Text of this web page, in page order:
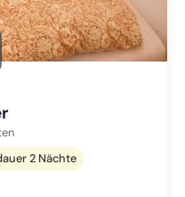
Slide 1 wechseln
Slide 2 wechseln
3 wechseln
2 Nächte